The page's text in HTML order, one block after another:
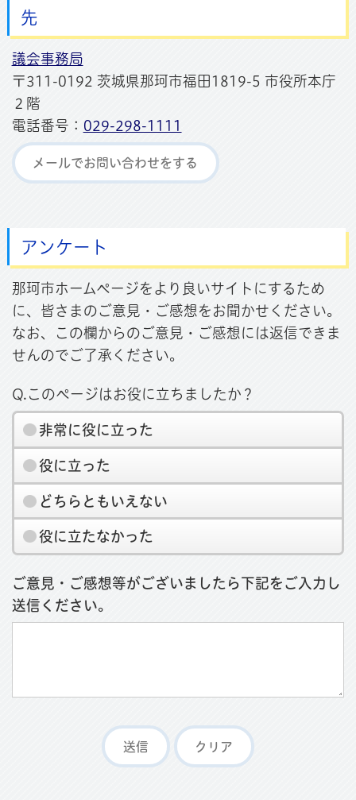
先
議会事務局
〒311-0192 茨城県那珂市福田1819-5 市役所本庁
２階
電話番号： 029-298-1111
メールでお問い合わせをする
アンケート
那珂市ホームページをより良いサイトにするため
に、皆さまのご意見・ご感想をお聞かせください。
なお、この欄からのご意見・ご感想には返信できま
せんのでご了承ください。
Q.このページはお役に立ちましたか？
非常に役に立った
役に立った
どちらともいえない
役に立たなかった
ご意見・ご感想等がございましたら下記をご入力し
送信ください。